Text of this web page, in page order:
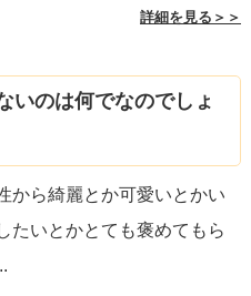
詳細を見る＞＞
いのは何でなのでしょ
から綺麗とか可愛いとかい
たいとかとても褒めてもら